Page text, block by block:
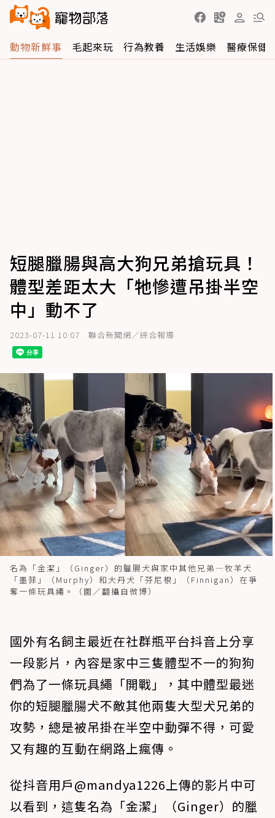
動物新鮮事 毛起來玩 行為教養 生活娛樂 醫療保健
短腿臘腸與高大狗兄弟搶玩具！
體型差距太大「牠慘遭吊掛半空
中」動不了
2023-07-11 10:07 聯合新聞網／綜合報導
名為「金潔」（Ginger）的臘腸犬與家中其他兄弟—牧羊犬
「墨菲」（Murphy）和大丹犬「芬尼根」（Finnigan）在爭
奪一條玩具繩。（圖／翻攝自微博）
國外有名飼主最近在社群瓶平台抖音上分享
一段影片，內容是家中三隻體型不一的狗狗
們為了一條玩具繩「開戰」，其中體型最迷
你的短腿臘腸犬不敵其他兩隻大型犬兄弟的
攻勢，總是被吊掛在半空中動彈不得，可愛
又有趣的互動在網路上瘋傳。
從抖音用戶@mandya1226上傳的影片中可
以看到，這隻名為「金潔」（Ginger）的臘